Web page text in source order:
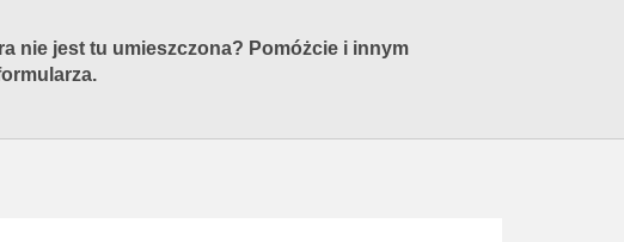
nie jest tu umieszczona? Pomóżcie i innym